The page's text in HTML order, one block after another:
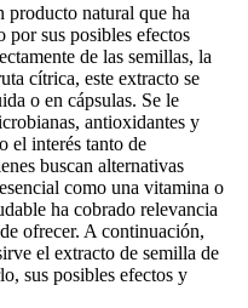
producto natural que ha
por sus posibles efectos
de las semillas, la
cítrica, este extracto se
o en cápsulas. Se le
antioxidantes y
el interés tanto de
buscan alternativas
como una vitamina o
ha cobrado relevancia
ofrecer. A continuación,
el extracto de semilla de
sus posibles efectos y